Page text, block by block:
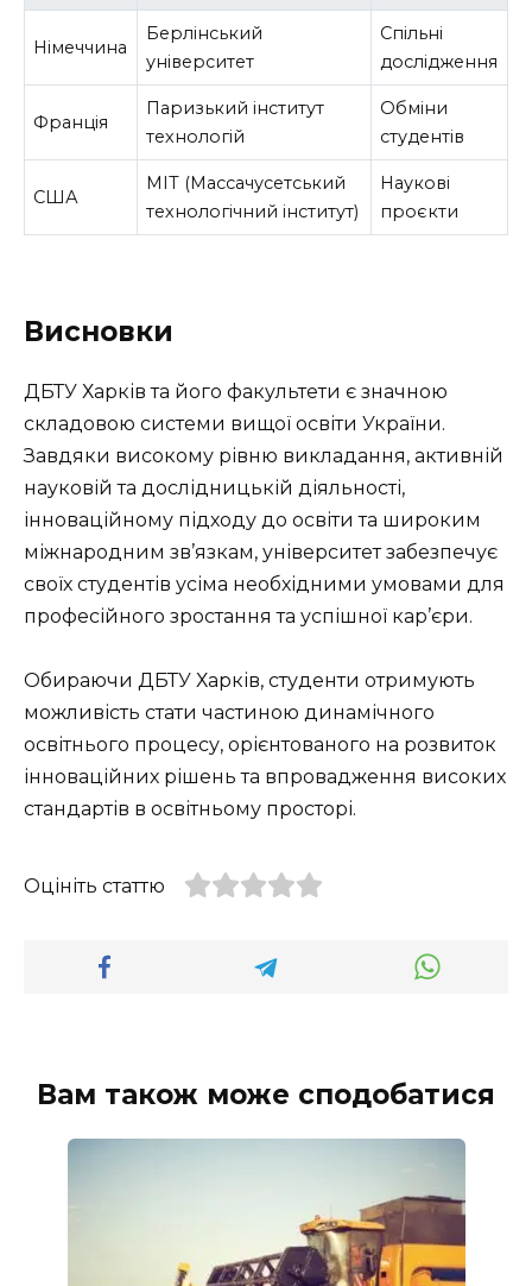
Німеччина
Берлінський
університет
Спільні
дослідження
Франція
Паризький інститут
технологій
Обміни
студентів
США
МІТ (Массачусетський
технологічний інститут)
Наукові
проєкти
Висновки
ДБТУ Харків та його факультети є значною
складовою системи вищої освіти України.
Завдяки високому рівню викладання, активній
науковій та дослідницькій діяльності,
інноваційному підходу до освіти та широким
міжнародним зв’язкам, університет забезпечує
своїх студентів усіма необхідними умовами для
професійного зростання та успішної кар’єри.
Обираючи ДБТУ Харків, студенти отримують
можливість стати частиною динамічного
освітнього процесу, орієнтованого на розвиток
інноваційних рішень та впровадження високих
стандартів в освітньому просторі.
Оцініть статтю
Вам також може сподобатися